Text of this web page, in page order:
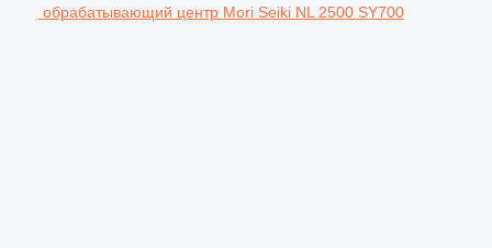
обрабатывающий центр Mori Seiki NL 2500 SY700